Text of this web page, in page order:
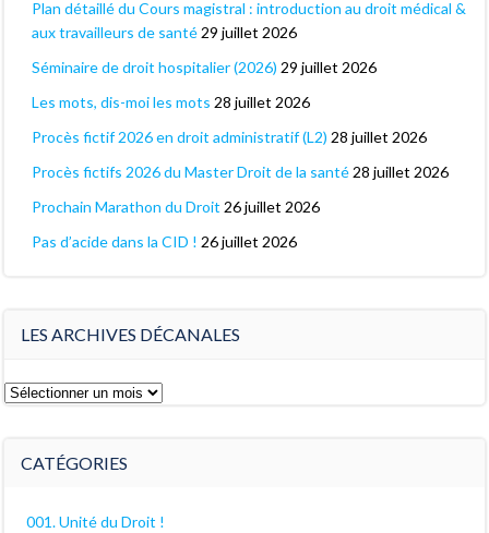
Plan détaillé du Cours magistral : introduction au droit médical &
aux travailleurs de santé 29 juillet 2026
Séminaire de droit hospitalier (2026) 29 juillet 2026
Les mots, dis-moi les mots 28 juillet 2026
Procès fictif 2026 en droit administratif (L2) 28 juillet 2026
Procès fictifs 2026 du Master Droit de la santé 28 juillet 2026
Prochain Marathon du Droit 26 juillet 2026
Pas d’acide dans la CID ! 26 juillet 2026
LES ARCHIVES DÉCANALES
Les
CATÉGORIES
001. Unité du Droit !